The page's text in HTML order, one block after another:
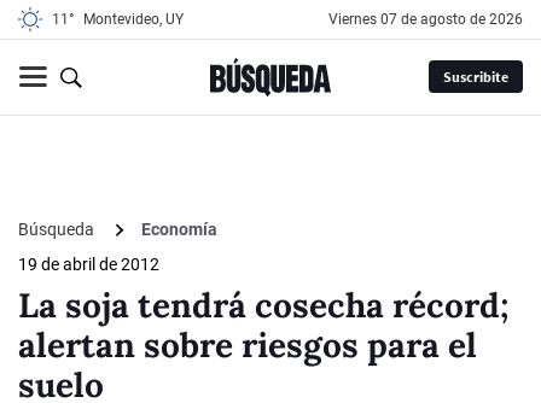
11° Montevideo, UY viernes 07 de agosto de 2026
Suscribite
Búsqueda
Economía
19 de abril de 2012
La soja tendrá cosecha récord;
alertan sobre riesgos para el
suelo